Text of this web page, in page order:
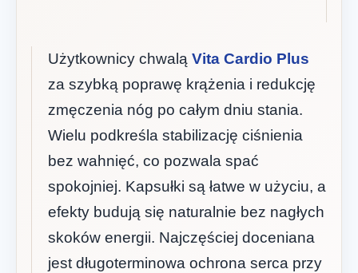
Użytkownicy chwalą Vita Cardio Plus
za szybką poprawę krążenia i redukcję
zmęczenia nóg po całym dniu stania.
Wielu podkreśla stabilizację ciśnienia
bez wahnięć, co pozwala spać
spokojniej. Kapsułki są łatwe w użyciu, a
efekty budują się naturalnie bez nagłych
skoków energii. Najczęściej doceniana
jest długoterminowa ochrona serca przy